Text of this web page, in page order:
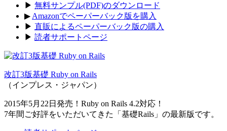
▶ 無料サンプル(PDF)のダウンロード
▶ Amazonでペーパーバック版を購入
▶ 直販によるペーパーバック版の購入
▶ 読者サポートページ
改訂3版基礎 Ruby on Rails
（インプレス・ジャパン）
2015年5月22日発売！Ruby on Rails 4.2対応！
7年間ご好評をいただいてきた「基礎Rails」の最新版です。